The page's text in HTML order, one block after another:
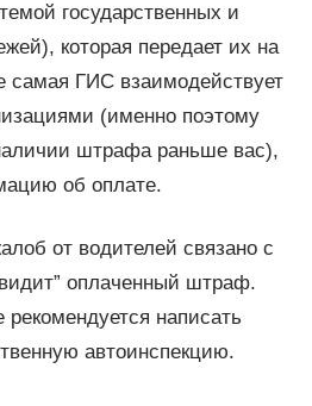
государственных и
которая передает их на
самая ГИС взаимодействует
(именно поэтому
штрафа раньше вас),
об оплате.
от водителей связано с
оплаченный штраф.
рекомендуется написать
автоинспекцию.